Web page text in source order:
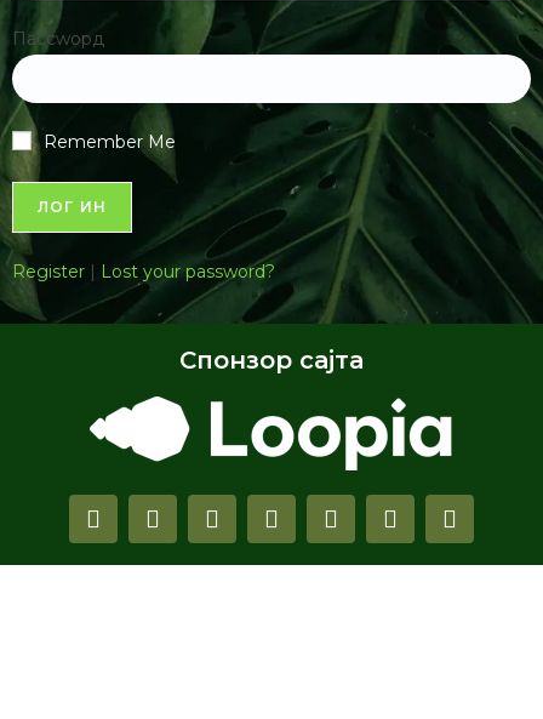
Пассwорд
Remember Me
Register | Lost your password?
Спонзор сајта